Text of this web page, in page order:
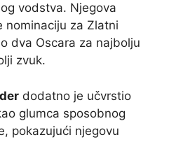
vodstva. Njegova
nominaciju za Zlatni
dva Oscara za najbolju
zvuk.
dodatno je učvrstio
glumca sposobnog
pokazujući njegovu